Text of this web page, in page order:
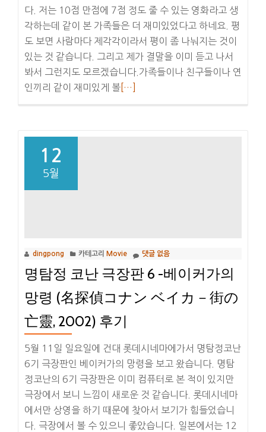
다. 저는 10점 만점에 7점 정도 줄 수 있는 영화라고 생
각하는데 같이 본 가족들은 더 재미있었다고 하네요. 평
도 보면 사람마다 제각각이라서 평이 좀 나눠지는 것이
있는 것 같습니다. 그리고 제가 결말을 이미 듣고 나서
봐서 그런지도 모르겠습니다.가족들이나 친구들이나 연
인끼리 같이 재미있게 볼더
4
:
리
스
해
골
의
왕
국
후
[…]
12
5월
dingpong 카테고리 Movie 댓글 없음
명탐정 코난 극장판 6 -베이커가의
망령 (名探偵コナン ベイカ－街の
亡靈, 2002) 후기
5월 11일 일요일에 건대 롯데시네마에가서 명탐정코난
6기 극장판인 베이커가의 망령을 보고 왔습니다. 명탐
정코난의 6기 극장판은 이미 컴퓨터로 본 적이 있지만
극장에서 보니 느낌이 새로운 것 같습니다. 롯데시네마
에서만 상영을 하기 때문에 찾아서 보기가 힘들었습니
다. 극장에서 볼 수 있으니 좋았습니다. 일본에서는 12